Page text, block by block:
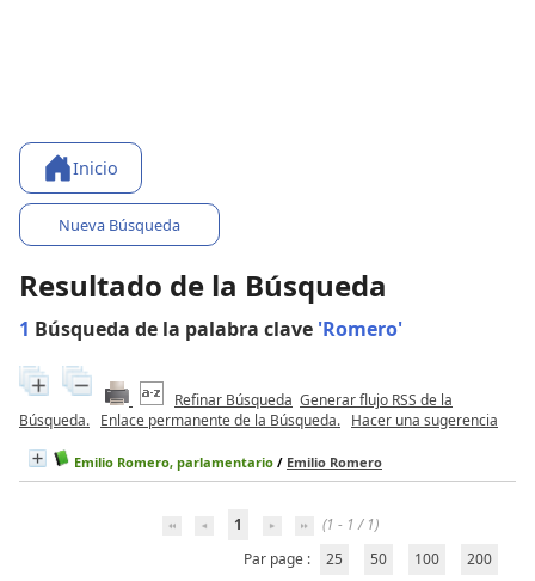
Inicio
Nueva Búsqueda
Resultado de la Búsqueda
1 Búsqueda de la palabra clave 'Romero'
Refinar Búsqueda Generar flujo RSS de la
Búsqueda. Enlace permanente de la Búsqueda. Hacer una sugerencia
Emilio Romero, parlamentario / Emilio Romero
1
(1 - 1 / 1)
Par page :
25 50 100 200